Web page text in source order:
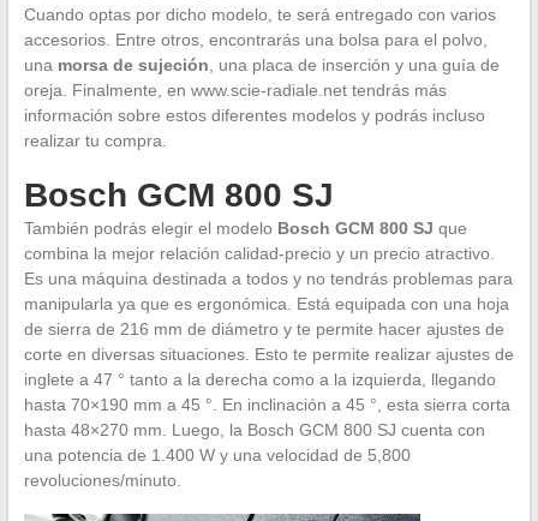
Cuando optas por dicho modelo, te será entregado con varios
accesorios. Entre otros, encontrarás una bolsa para el polvo,
una morsa de sujeción , una placa de inserción y una guía de
oreja. Finalmente, en www.scie-radiale.net tendrás más
información sobre estos diferentes modelos y podrás incluso
realizar tu compra.
Bosch GCM 800 SJ
También podrás elegir el modelo Bosch GCM 800 SJ que
combina la mejor relación calidad-precio y un precio atractivo.
Es una máquina destinada a todos y no tendrás problemas para
manipularla ya que es ergonómica. Está equipada con una hoja
de sierra de 216 mm de diámetro y te permite hacer ajustes de
corte en diversas situaciones. Esto te permite realizar ajustes de
inglete a 47 ° tanto a la derecha como a la izquierda, llegando
hasta 70×190 mm a 45 °. En inclinación a 45 °, esta sierra corta
hasta 48×270 mm. Luego, la Bosch GCM 800 SJ cuenta con
una potencia de 1.400 W y una velocidad de 5,800
revoluciones/minuto.